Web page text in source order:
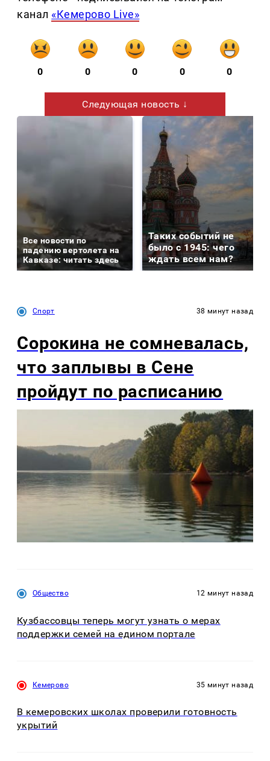
канал «Кемерово Live»
0 0 0 0 0
Следующая новость ↓
Все новости по
падению вертолета на
Кавказе: читать здесь
Таких событий не
было с 1945: чего
ждать всем нам?
Спорт 38 минут назад
Сорокина не сомневалась,
что заплывы в Сене
пройдут по расписанию
Общество 12 минут назад
Кузбассовцы теперь могут узнать о мерах
поддержки семей на едином портале
Кемерово 35 минут назад
В кемеровских школах проверили готовность
укрытий